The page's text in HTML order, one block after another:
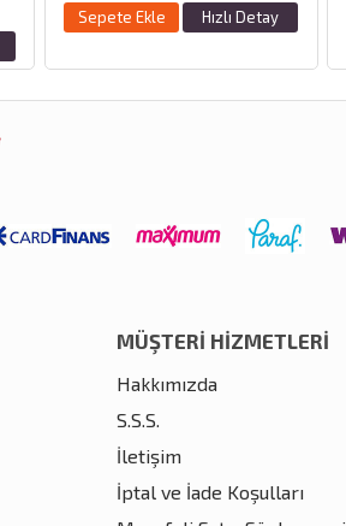
Sepete Ekle Hızlı Detay
MÜŞTERİ HİZMETLERİ
Hakkımızda
S.S.S.
İletişim
İptal ve İade Koşulları